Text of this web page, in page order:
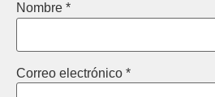
Nombre *
Correo electrónico *